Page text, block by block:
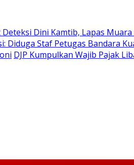
Dini Kamtib, Lapas
Diduga Staf Petugas Bandara
DJP Kumpulkan Wajib Pajak